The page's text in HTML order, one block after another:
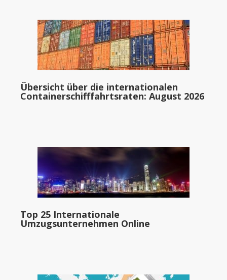
Übersicht über die internationalen
Containerschifffahrtsraten: August 2026
Top 25 Internationale
Umzugsunternehmen Online